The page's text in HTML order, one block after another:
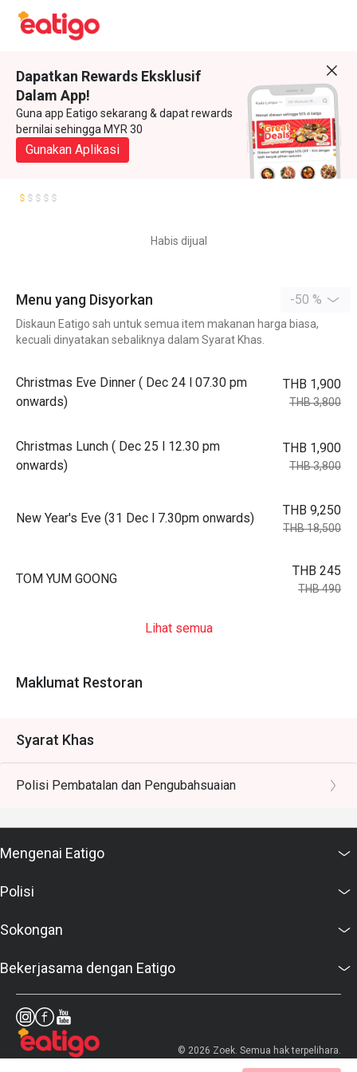
Dapatkan Rewards Eksklusif
Dalam App!
Guna app Eatigo sekarang & dapat rewards
bernilai sehingga MYR 30
Gunakan Aplikasi
Habis dijual
Menu yang Disyorkan -50 %
Diskaun Eatigo sah untuk semua item makanan harga biasa,
kecuali dinyatakan sebaliknya dalam Syarat Khas.
Christmas Eve Dinner ( Dec 24 l 07.30 pm
onwards)
THB 1,900
THB 3,800
Christmas Lunch ( Dec 25 l 12.30 pm
onwards)
THB 1,900
THB 3,800
New Year's Eve (31 Dec l 7.30pm onwards)
THB 9,250
THB 18,500
TOM YUM GOONG
THB 245
THB 490
Lihat semua
Maklumat Restoran
Syarat Khas
Polisi Pembatalan dan Pengubahsuaian
Mengenai Eatigo
Polisi
Sokongan
Bekerjasama dengan Eatigo
© 2026 Zoek. Semua hak terpelihara.